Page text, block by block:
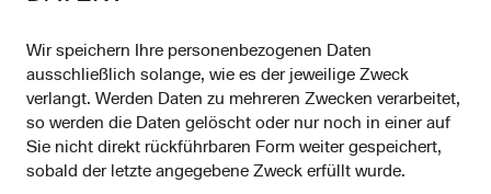
Wir speichern Ihre personenbezogenen Daten
ausschließlich solange, wie es der jeweilige Zweck
verlangt. Werden Daten zu mehreren Zwecken verarbeitet,
so werden die Daten gelöscht oder nur noch in einer auf
Sie nicht direkt rückführbaren Form weiter gespeichert,
sobald der letzte angegebene Zweck erfüllt wurde.